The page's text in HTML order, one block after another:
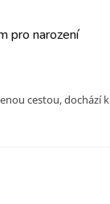
pro narození
cestou, dochází k